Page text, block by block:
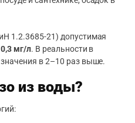
1.2.3685-21) допустимая
0,3 мг/л. В реальности в
в 2–10 раз выше.
из воды?